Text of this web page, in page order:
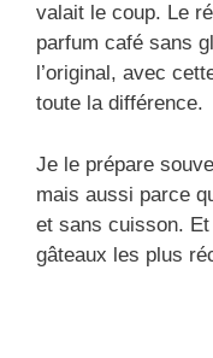
valait le coup. Le
parfum café sans
l’original, avec
toute la différence.
Je le prépare
mais aussi parce
et sans cuisson. Et
gâteaux les plus